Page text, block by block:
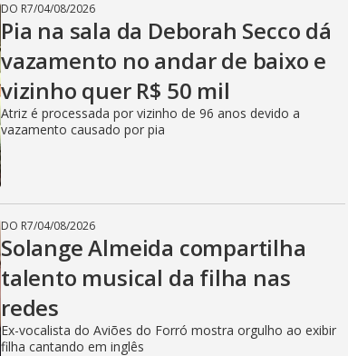
DO R7/04/08/2026
Pia na sala da Deborah Secco dá
vazamento no andar de baixo e
vizinho quer R$ 50 mil
Atriz é processada por vizinho de 96 anos devido a
vazamento causado por pia
DO R7/04/08/2026
Solange Almeida compartilha
talento musical da filha nas
redes
Ex-vocalista do Aviões do Forró mostra orgulho ao exibir
filha cantando em inglês